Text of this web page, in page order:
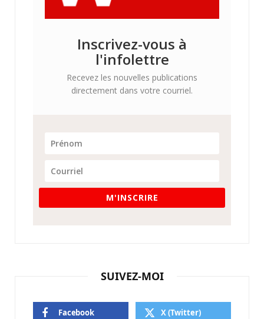
Inscrivez-vous à
l'infolettre
Recevez les nouvelles publications
directement dans votre courriel.
M'INSCRIRE
SUIVEZ-MOI
Facebook X (Twitter)